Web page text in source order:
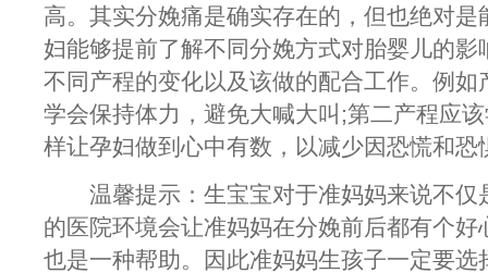
高。其实分娩痛是确实存在的，但也绝对是
妇能够提前了解不同分娩方式对胎婴儿的影
不同产程的变化以及该做的配合工作。例如
学会保持体力，避免大喊大叫;第二产程应
样让孕妇做到心中有数，以减少因恐慌和恐
温馨提示：生宝宝对于准妈妈来说不仅
的医院环境会让准妈妈在分娩前后都有个好
也是一种帮助。因此准妈妈生孩子一定要选